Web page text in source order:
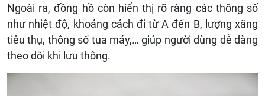
Ngoài ra, đồng hồ còn hiển thị rõ ràng các thông số
như nhiệt độ, khoảng cách đi từ A đến B, lượng xăng
tiêu thụ, thông số tua máy,… giúp người dùng dễ dàng
theo dõi khi lưu thông.